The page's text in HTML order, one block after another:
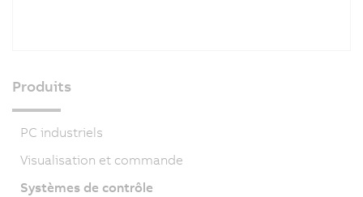
Produits
PC industriels
Visualisation et commande
Systèmes de contrôle